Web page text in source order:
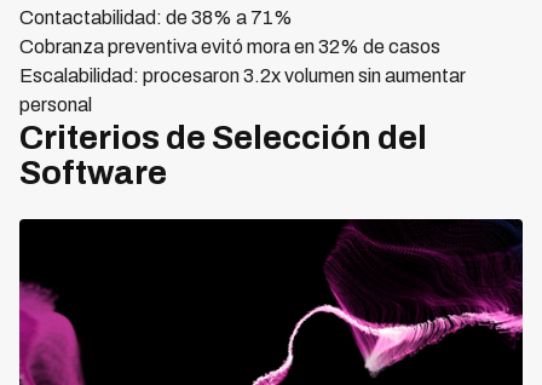
Contactabilidad: de 38% a 71%
Cobranza preventiva evitó mora en 32% de casos
Escalabilidad: procesaron 3.2x volumen sin aumentar
personal
Criterios de Selección del
Software